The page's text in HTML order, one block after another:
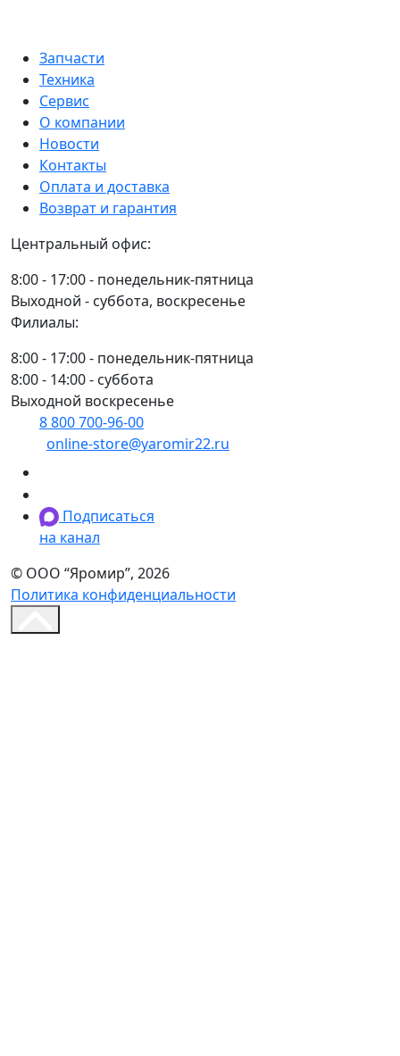
Запчасти
Техника
Сервис
О компании
Новости
Контакты
Оплата и доставка
Возврат и гарантия
Центральный офис:
8:00 - 17:00 - понедельник-пятница
Выходной - суббота, воскресенье
Филиалы:
8:00 - 17:00 - понедельник-пятница
8:00 - 14:00 - суббота
Выходной воскресенье
8 800 700-96-00
online-store@yaromir22.ru
Подписаться
на канал
© ООО “Яромир”, 2026
Политика конфиденциальности